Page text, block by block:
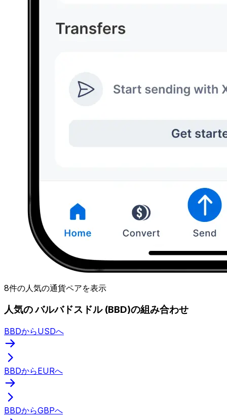
8件の人気の通貨ペアを表示
人気の バルバドスドル (BBD)の組み合わせ
BBDからUSDへ
BBDからEURへ
BBDからGBPへ